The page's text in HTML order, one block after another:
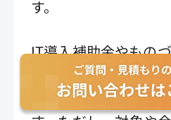
す。
IT導入補助金やもの
システム・省力化設
制度は、中小企業に